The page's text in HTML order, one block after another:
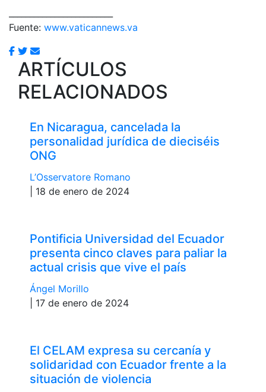
Fuente: www.vaticannews.va
ARTÍCULOS
RELACIONADOS
En Nicaragua, cancelada la
personalidad jurídica de dieciséis
ONG
L’Osservatore Romano
| 18 de enero de 2024
Pontificia Universidad del Ecuador
presenta cinco claves para paliar la
actual crisis que vive el país
Ángel Morillo
| 17 de enero de 2024
El CELAM expresa su cercanía y
solidaridad con Ecuador frente a la
situación de violencia